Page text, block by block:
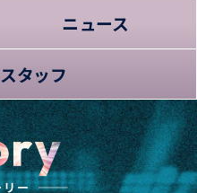
ニュース
スタッフ